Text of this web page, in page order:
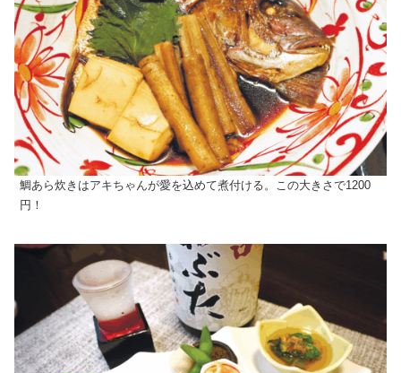
鯛あら炊きはアキちゃんが愛を込めて煮付ける。この大きさで1200
円！